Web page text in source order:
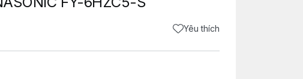
Yêu thích